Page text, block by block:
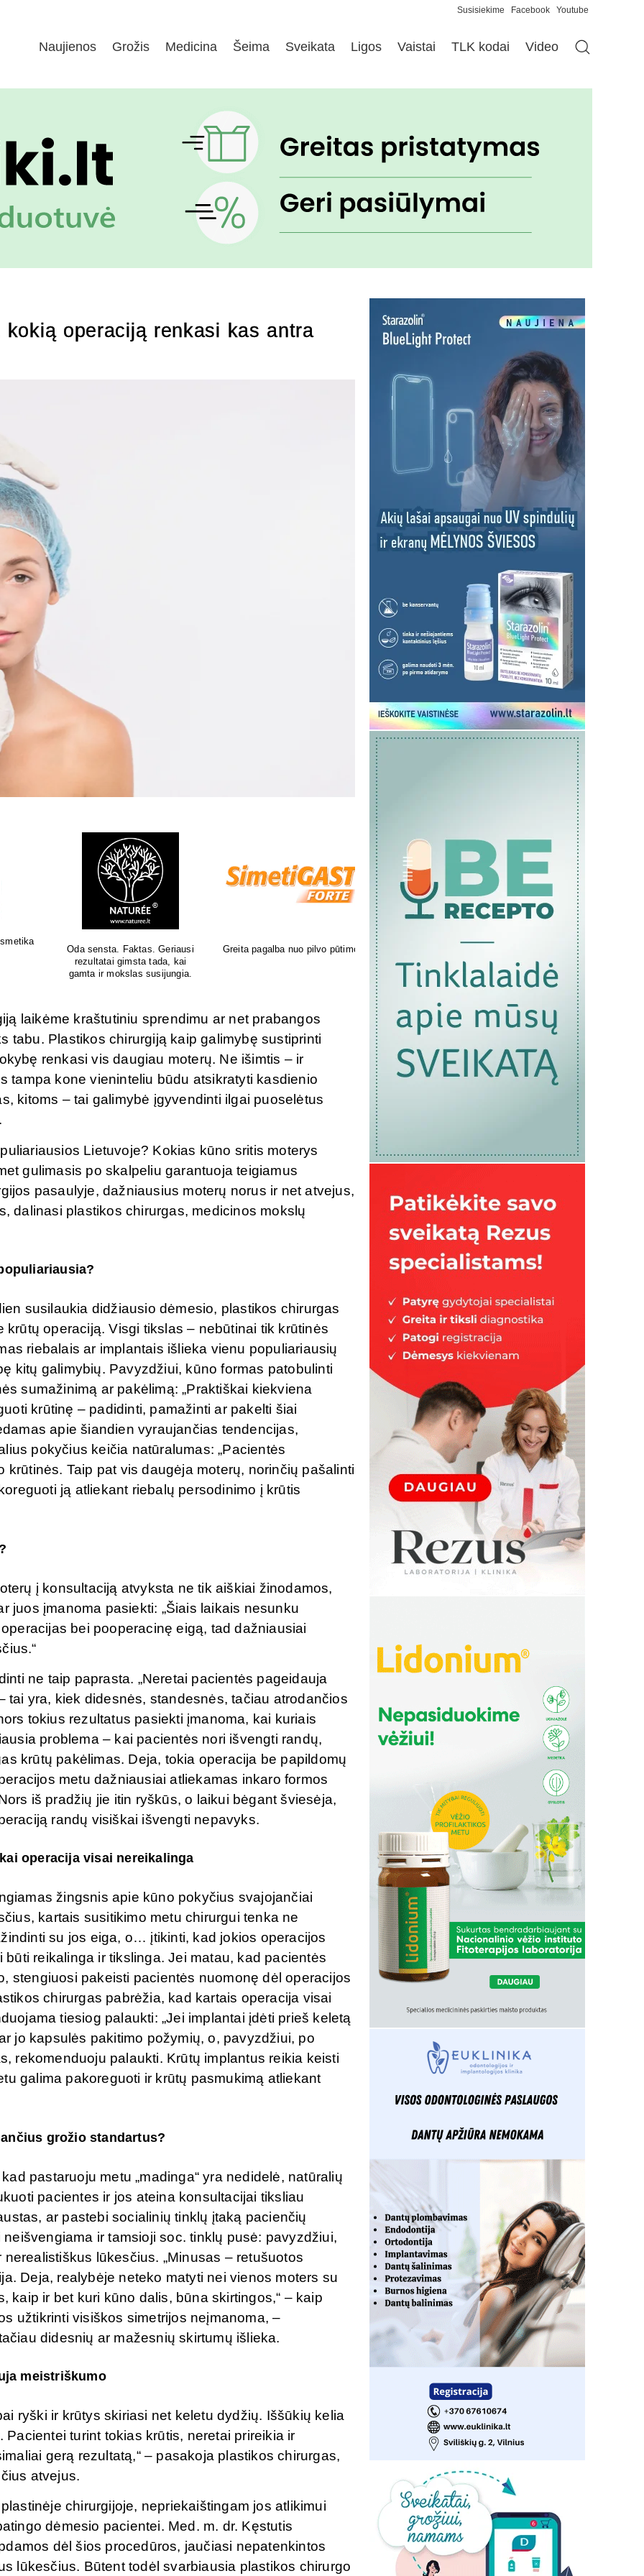
Susisiekime Facebook Youtube
Naujienos Grožis Medicina Šeima Sveikata Ligos Vaistai TLK kodai Video
operaciją renkasi kas antra
laikėme kraštutiniu sprendimu ar net prabangos
tabu. Plastikos chirurgiją kaip galimybę sustiprinti
renkasi vis daugiau moterų. Ne išimtis – ir
tampa kone vieninteliu būdu atsikratyti kasdienio
kitoms – tai galimybė įgyvendinti ilgai puoselėtus
Lietuvoje? Kokias kūno sritis moterys
gulimasis po skalpeliu garantuoja teigiamus
pasaulyje, dažniausius moterų norus ir net atvejus,
dalinasi plastikos chirurgas, medicinos mokslų
susilaukia didžiausio dėmesio, plastikos chirurgas
operaciją. Visgi tikslas – nebūtinai tik krūtinės
riebalais ar implantais išlieka vienu populiariausių
kitų galimybių. Pavyzdžiui, kūno formas patobulinti
sumažinimą ar pakėlimą: „Praktiškai kiekviena
krūtinę – padidinti, pamažinti ar pakelti šiai
apie šiandien vyraujančias tendencijas,
pokyčius keičia natūralumas: „Pacientės
Taip pat vis daugėja moterų, norinčių pašalinti
ją atliekant riebalų persodinimo į krūtis
į konsultaciją atvyksta ne tik aiškiai žinodamos,
juos įmanoma pasiekti: „Šiais laikais nesunku
bei pooperacinę eigą, tad dažniausiai
ne taip paprasta. „Neretai pacientės pageidauja
tai yra, kiek didesnės, standesnės, tačiau atrodančios
tokius rezultatus pasiekti įmanoma, kai kuriais
problema – kai pacientės nori išvengti randų,
krūtų pakėlimas. Deja, tokia operacija be papildomų
metu dažniausiai atliekamas inkaro formos
iš pradžių jie itin ryškūs, o laikui bėgant šviesėja,
randų visiškai išvengti nepavyks.
operacija visai nereikalinga
žingsnis apie kūno pokyčius svajojančiai
kartais susitikimo metu chirurgui tenka ne
su jos eiga, o… įtikinti, kad jokios operacijos
reikalinga ir tikslinga. Jei matau, kad pacientės
stengiuosi pakeisti pacientės nuomonę dėl operacijos
chirurgas pabrėžia, kad kartais operacija visai
tiesiog palaukti: „Jei implantai įdėti prieš keletą
jo kapsulės pakitimo požymių, o, pavyzdžiui, po
rekomenduoju palaukti. Krūtų implantus reikia keisti
galima pakoreguoti ir krūtų pasmukimą atliekant
grožio standartus?
pastaruoju metu „madinga“ yra nedidelė, natūralių
pacientes ir jos ateina konsultacijai tiksliau
ar pastebi socialinių tinklų įtaką pacienčių
ir tamsioji soc. tinklų pusė: pavyzdžiui,
lūkesčius. „Minusas – retušuotos
Deja, realybėje neteko matyti nei vienos moters su
kaip ir bet kuri kūno dalis, būna skirtingos,“ – kaip
užtikrinti visiškos simetrijos neįmanoma, –
didesnių ar mažesnių skirtumų išlieka.
meistriškumo
ryški ir krūtys skiriasi net keletu dydžių. Iššūkių kelia
turint tokias krūtis, neretai prireikia ir
gerą rezultatą,“ – pasakoja plastikos chirurgas,
atvejus.
chirurgijoje, nepriekaištingam jos atlikimui
dėmesio pacientei. Med. m. dr. Kęstutis
dėl šios procedūros, jaučiasi nepatenkintos
lūkesčius. Būtent todėl svarbiausia plastikos chirurgo